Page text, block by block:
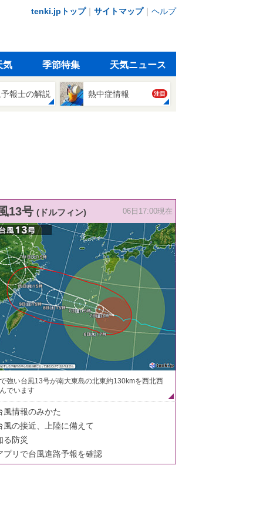
tenki.jpトップ｜ サイトマップ｜ ヘルプ
気 季節特集 天気ニュース
報士の解説 熱中症情報 注目
13号 (ドルフィン) 06日17:00現在
強い台風13号が南大東島の北東約130kmを西北西
でいます
風情報のみかた
風の接近、上陸に備えて
る防災
プリで台風進路予報を確認